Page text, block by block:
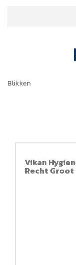
Blikken
Vikan
Recht Groot